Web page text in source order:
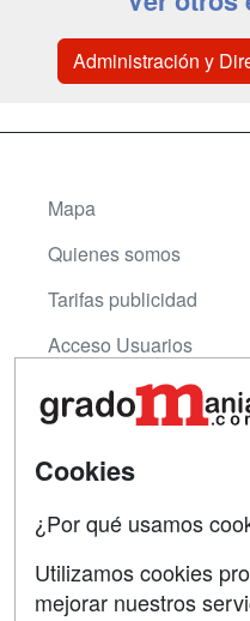
Administración y
Mapa
Quienes somos
Tarifas publicidad
Acceso Usuarios
Acceso Centros
Contactar
Copyleft
Cookies
¿Por qué usamos
Utilizamos cookies
mejorar nuestros